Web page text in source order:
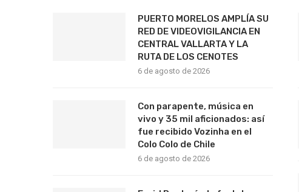
PUERTO MORELOS AMPLÍA SU
RED DE VIDEOVIGILANCIA EN
CENTRAL VALLARTA Y LA
RUTA DE LOS CENOTES
6 de agosto de 2026
Con parapente, música en
vivo y 35 mil aficionados: así
fue recibido Vozinha en el
Colo Colo de Chile
6 de agosto de 2026